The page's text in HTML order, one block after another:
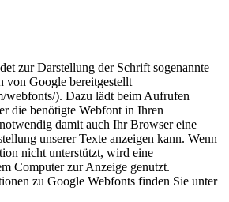
zur Darstellung der Schrift sogenannte
von Google bereitgestellt
webfonts/). Dazu lädt beim Aufrufen
die benötigte Webfont in Ihren
damit auch Ihr Browser eine
unserer Texte anzeigen kann. Wenn
nicht unterstützt, wird eine
Computer zur Anzeige genutzt.
zu Google Webfonts finden Sie unter